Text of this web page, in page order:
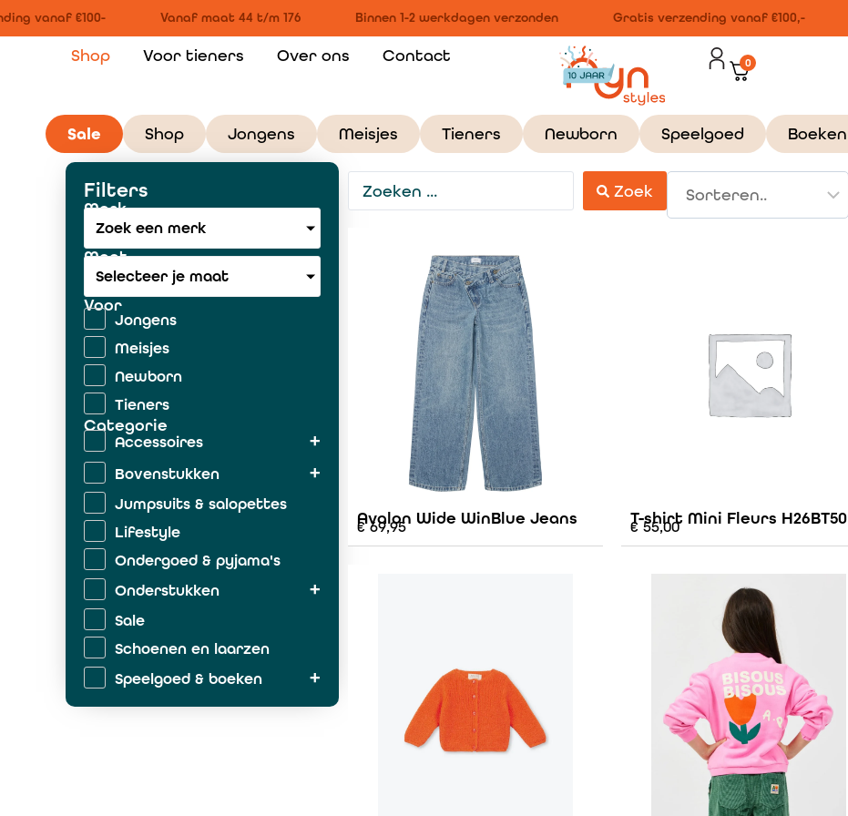
vanaf €100- Vanaf maat 44 t/m 176 Binnen 1-2 werkdagen verzonden Gratis verzending vanaf €100,-
Shop Voor tieners Over ons Contact 0
Sale Shop Jongens Meisjes Tieners Newborn Speelgoed Boeken
Filters
Merk
Zoek een merk
Maat
Selecteer je maat
Voor
Jongens
Meisjes
Newborn
Tieners
Categorie
Accessoires
Bovenstukken
Jumpsuits & salopettes
Lifestyle
Ondergoed & pyjama's
Onderstukken
Sale
Schoenen en laarzen
Speelgoed & boeken
Zwemkleding
Zoek
Avalon Wide WinBlue Jeans
€69,95 T-shirt Mini Fleurs H26BT50
€ 55,00